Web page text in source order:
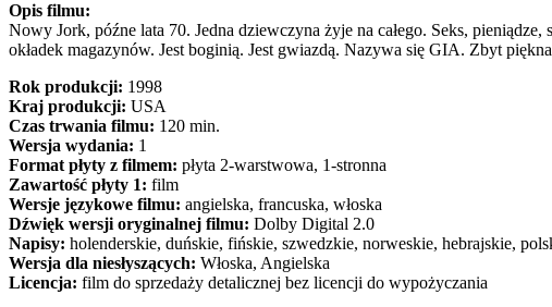
Opis filmu:
Nowy Jork, późne lata 70. Jedna dziewczyna żyje na całego. Seks,
okładek magazynów. Jest boginią. Jest gwiazdą. Nazywa się GIA. Zbyt
Rok produkcji: 1998
Kraj produkcji: USA
Czas trwania filmu: 120 min.
Wersja wydania: 1
Format płyty z filmem: płyta 2-warstwowa, 1-stronna
Zawartość płyty 1: film
Wersje językowe filmu: angielska, francuska, włoska
Dźwięk wersji oryginalnej filmu: Dolby Digital 2.0
Napisy: holenderskie, duńskie, fińskie, szwedzkie, norweskie, hebrajskie,
Wersja dla niesłyszących: Włoska, Angielska
Licencja: film do sprzedaży detalicznej bez licencji do wypożyczania